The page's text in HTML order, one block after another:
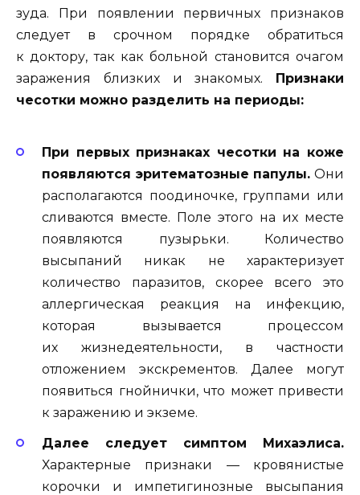
зуда. При появлении первичных признаков
следует в срочном порядке обратиться
к доктору, так как больной становится очагом
заражения близких и знакомых. Признаки
чесотки можно разделить на периоды:
При первых признаках чесотки на коже
появляются эритематозные папулы. Они
располагаются поодиночке, группами или
сливаются вместе. Поле этого на их месте
появляются пузырьки. Количество
высыпаний никак не характеризует
количество паразитов, скорее всего это
аллергическая реакция на инфекцию,
которая вызывается процессом
их жизнедеятельности, в частности
отложением экскрементов. Далее могут
появиться гнойнички, что может привести
к заражению и экземе.
Далее следует симптом Михаэлиса.
Характерные признаки — кровянистые
корочки и импетигинозные высыпания